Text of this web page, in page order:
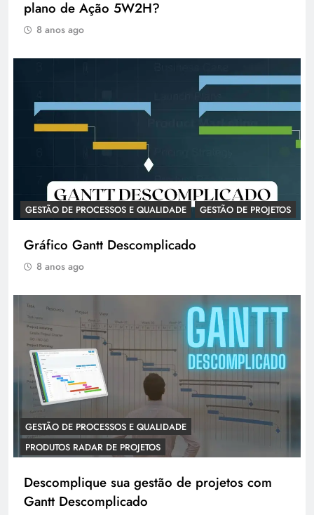
plano de Ação 5W2H?
8 anos ago
GESTÃO DE PROCESSOS E QUALIDADE GESTÃO DE PROJETOS
Gráfico Gantt Descomplicado
8 anos ago
GESTÃO DE PROCESSOS E QUALIDADE
PRODUTOS RADAR DE PROJETOS
Descomplique sua gestão de projetos com
Gantt Descomplicado